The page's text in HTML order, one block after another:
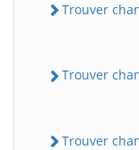
Trouver
Trouver
Trouver